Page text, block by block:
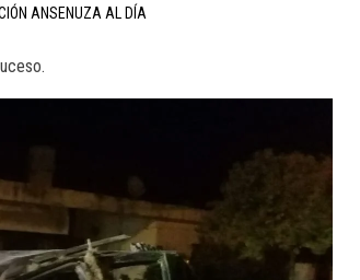
ANSENUZA AL DÍA